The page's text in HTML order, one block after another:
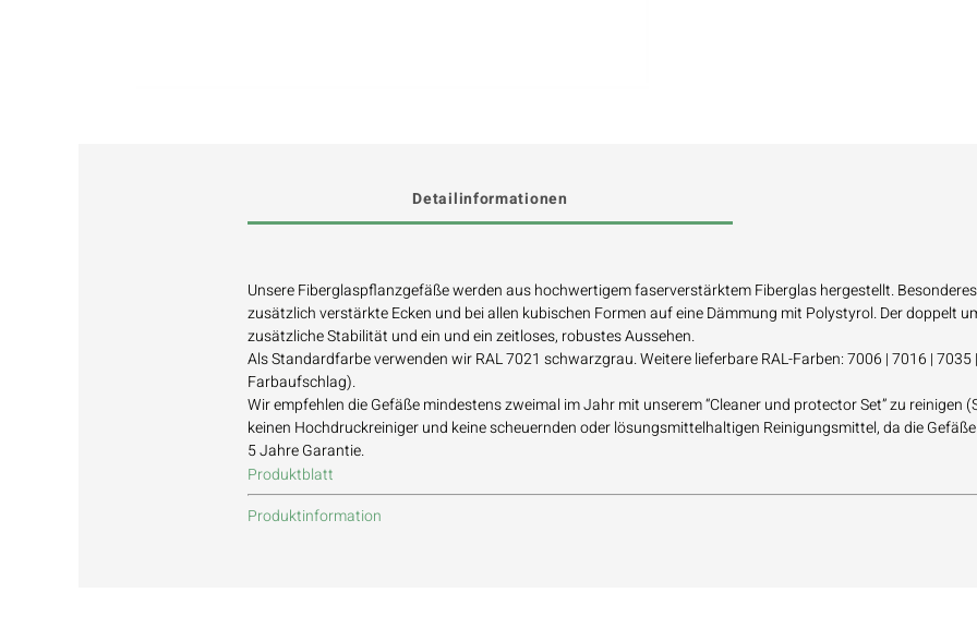
Detailinformationen
Unsere Fiberglaspflanzgefäße werden aus hochwertigem faserverstärktem Fiberglas hergestellt.
zusätzlich verstärkte Ecken und bei allen kubischen Formen auf eine Dämmung mit Polystyrol. Der doppelt
zusätzliche Stabilität und ein und ein zeitloses, robustes Aussehen.
Als Standardfarbe verwenden wir RAL 7021 schwarzgrau. Weitere lieferbare RAL-Farben: 7006 | 7016 | 7035
Farbaufschlag).
Wir empfehlen die Gefäße mindestens zweimal im Jahr mit unserem “Cleaner und protector Set” zu reinigen
keinen Hochdruckreiniger und keine scheuernden oder lösungsmittelhaltigen Reinigungsmittel, da die
5 Jahre Garantie.
Produktblatt
Produktinformation